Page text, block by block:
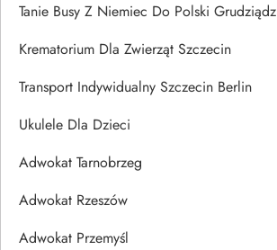
Tanie Busy Z Niemiec Do Polski Grudziądz
Krematorium Dla Zwierząt Szczecin
Transport Indywidualny Szczecin Berlin
Ukulele Dla Dzieci
Adwokat Tarnobrzeg
Adwokat Rzeszów
Adwokat Przemyśl